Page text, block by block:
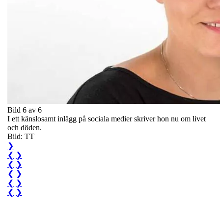
Bild 6 av 6
I ett känslosamt inlägg på sociala medier skriver hon nu om livet
och döden.
Bild: TT
❯
❮ ❯
❮ ❯
❮ ❯
❮ ❯
❮ ❯